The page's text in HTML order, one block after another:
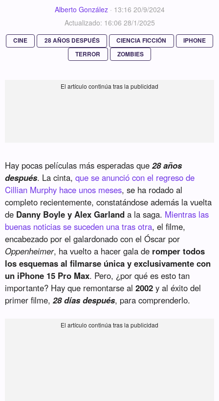
Alberto González· 13:16 20/9/2024
Actualizado: 16:06 28/1/2025
CINE 28 AÑOS DESPUÉS CIENCIA FICCIÓN
IPHONE
TERROR
ZOMBIES
Hay pocas películas más esperadas que28 años
después. La cinta,que se anunció con el regreso de
Cillian Murphy hace unos meses, se ha rodado al
completo recientemente, constatándose además la vuelta
de Danny Boyle y Alex Garland a la saga. Mientras las
buenas noticias se suceden una tras otra, el filme,
encabezado por el galardonado con el Óscar por
Oppenheimer, ha vuelto a hacer gala de romper todos
los esquemas al filmarse única y exclusivamente con
un iPhone 15 Pro Max. Pero, ¿por qué es esto tan
importante? Hay que remontarse al2002 y al éxito del
primer filme,28 días después, para comprenderlo.